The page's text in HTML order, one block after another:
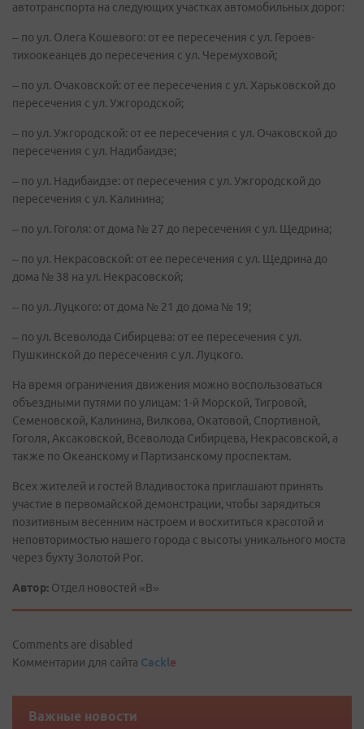
автотранспорта на следующих участках автомобильных дорог:
– по ул. Олега Кошевого: от ее пересечения с ул. Героев-
тихоокеанцев до пересечения с ул. Черемуховой;
– по ул. Очаковской: от ее пересечения с ул. Харьковской до
пересечения с ул. Ужгородской;
– по ул. Ужгородской: от ее пересечения с ул. Очаковской до
пересечения с ул. Надибаидзе;
– по ул. Надибаидзе: от пересечения с ул. Ужгородской до
пересечения с ул. Калинина;
– по ул. Гоголя: от дома № 27 до пересечения с ул. Щедрина;
– по ул. Некрасовской: от ее пересечения с ул. Щедрина до
дома № 38 на ул. Некрасовской;
– по ул. Луцкого: от дома № 21 до дома № 19;
– по ул. Всеволода Сибирцева: от ее пересечения с ул.
Пушкинской до пересечения с ул. Луцкого.
На время ограничения движения можно воспользоваться
объездными путями по улицам: 1-й Морской, Тигровой,
Семеновской, Калинина, Вилкова, Окатовой, Спортивной,
Гоголя, Аксаковской, Всеволода Сибирцева, Некрасовской, а
также по Океанскому и Партизанскому проспектам.
Всех жителей и гостей Владивостока приглашают принять
участие в первомайской демонстрации, чтобы зарядиться
позитивным весенним настроем и восхититься красотой и
неповторимостью нашего города с высоты уникального моста
через бухту Золотой Рог.
Автор: Отдел новостей «В»
Comments are disabled
Комментарии для сайта Cackle
Важные новости